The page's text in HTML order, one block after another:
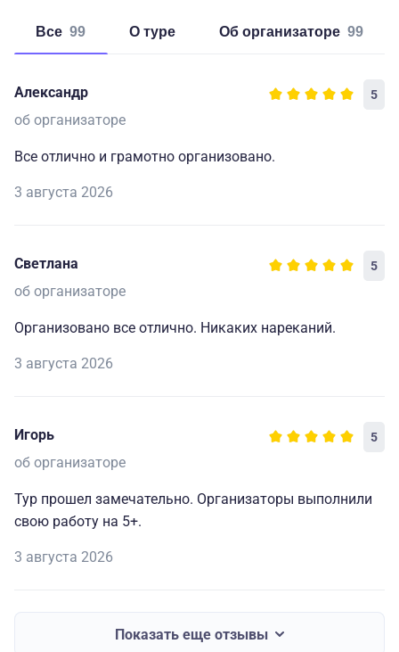
Все 99 о туре об организаторе 99
Александр 5
об организаторе
Все отлично и грамотно организовано.
3 августа 2026
Светлана 5
об организаторе
Организовано все отлично. Никаких нареканий.
3 августа 2026
Игорь 5
об организаторе
Тур прошел замечательно. Организаторы выполнили
свою работу на 5+.
3 августа 2026
Показать еще отзывы